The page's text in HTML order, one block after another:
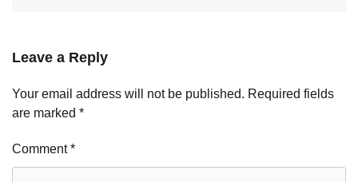
Leave a Reply
Your email address will not be published. Required fields
are marked *
Comment*